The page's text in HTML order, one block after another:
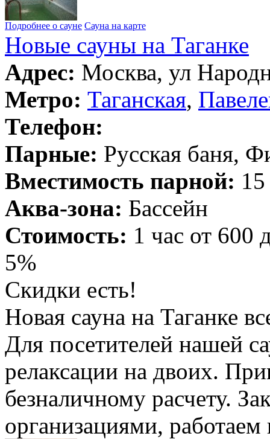
Подробнее о сауне Сауна на карте
Новые сауны на Таганке
Адрес: Москва, ул
Метро: Таганская,
Телефон:
Парные: Русская баня,
Вместимость парной:
Аква-зона: Бассейн
Стоимость: 1 час от 600
5%
Скидки есть!
Новая сауна на Таганке
Для посетителей нашей
релаксации на двоих.
безналичному расчету.
организациями,